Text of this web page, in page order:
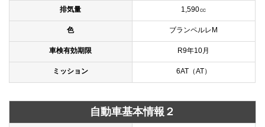
排気量 1,590㏄
色 ブランペルレM
車検有効期限 R9年10月
ミッション 6AT（AT）
自動車基本情報２